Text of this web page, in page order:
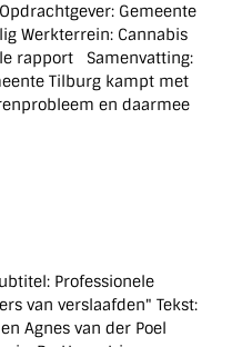
Gemeente
Werkterrein: Cannabis
rapport Samenvatting:
Tilburg kampt met
en daarmee
Professionele
van verslaafden" Tekst:
Agnes van der Poel